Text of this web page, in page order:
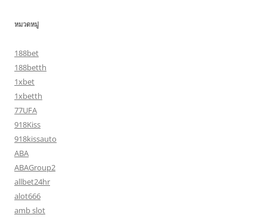
หมวดหมู่
188bet
188betth
1xbet
1xbetth
77UFA
918Kiss
918kissauto
ABA
ABAGroup2
allbet24hr
alot666
amb slot